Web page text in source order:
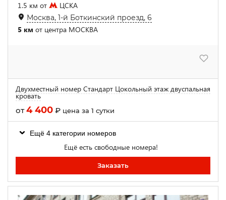
1.5 км от
ЦСКА
Москва, 1-й Боткинский проезд, 6
5 км от центра МОСКВА
Двухместный номер Стандарт Цокольный этаж двуспальная
кровать
от4 400 ₽ цена за 1 сутки
Ещё 4 категории номеров
Ещё есть свободные номера!
Заказать